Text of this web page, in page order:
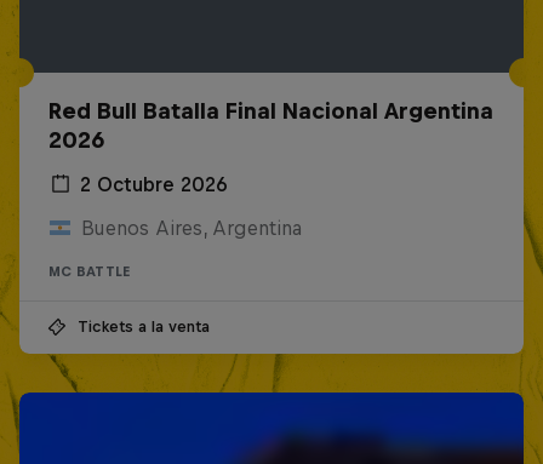
Red Bull Batalla Final Nacional Argentina
2026
2 Octubre 2026
Buenos Aires, Argentina
MC BATTLE
Tickets a la venta